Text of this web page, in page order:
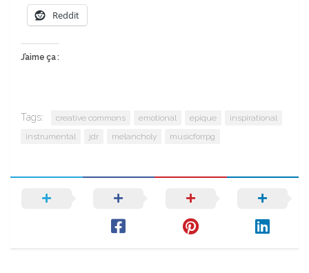
Reddit
J’aime ça :
Tags: creative commons emotional epique
inspirational
instrumental
jdr melancholy musicforrpg